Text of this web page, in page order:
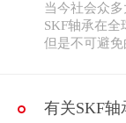
当今社会众
SKF轴承在
但是不可避免
有关SKF轴